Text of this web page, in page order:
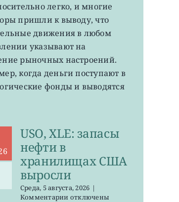
говорят
потоки
средств
на
рынке
легко, и многие
пришли к выводу, что
движения в любом
указывают на
рыночных настроений.
когда деньги поступают в
фонды и выводятся
USO, XLE: запасы
нефти в
хранилищах США
выросли
Среда, 5 августа, 2026 |
Комментариикотключены